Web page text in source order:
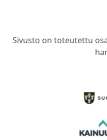
Sivusto on toteutettu